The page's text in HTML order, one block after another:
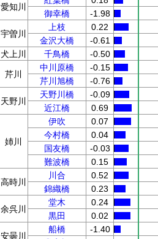
愛知川
御幸橋 -1.98
宇曽川
上枝 0.22
金沢大橋 -0.61
犬上川
千鳥橋 -0.50
芹川
中川原橋 -0.15
芹川旭橋 -0.76
天野川
天野川橋 -0.09
近江橋 0.69
姉川
伊吹 0.07
今村橋
0.04
国友橋
-0.03
難波橋
0.15
高時川
川合 0.52
錦織橋 0.23
余呉川
堂木 0.24
黒田 0.02
安曇川
船橋 -1.40